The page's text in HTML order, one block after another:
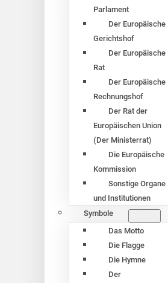
Parlament
Der Europäische
Gerichtshof
Der Europäische
Rat
Der Europäische
Rechnungshof
Der Rat der
Europäischen Union
(Der Ministerrat)
Die Europäische
Kommission
Sonstige Organe
und Institutionen
Symbole
Das Motto
Die Flagge
Die Hymne
Der